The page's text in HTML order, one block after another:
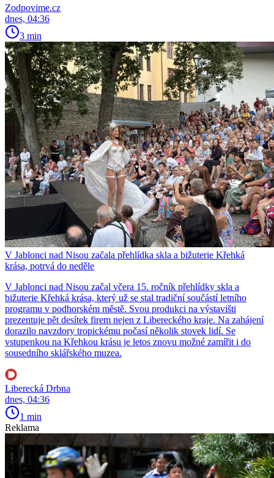
Zodpovime.cz
dnes, 04:36
3 min
V Jablonci nad Nisou začala přehlídka skla a bižuterie Křehká
krása, potrvá do neděle
V Jablonci nad Nisou začal včera 15. ročník přehlídky skla a
bižuterie Křehká krása, který už se stal tradiční součástí letního
programu v podhorském městě. Svou produkci na výstavišti
prezentuje pět desítek firem nejen z Libereckého kraje. Na zahájení
dorazilo navzdory tropickému počasí několik stovek lidí. Se
vstupenkou na Křehkou krásu je letos znovu možné zamířit i do
sousedního sklářského muzea.
Liberecká Drbna
dnes, 04:36
1 min
Reklama